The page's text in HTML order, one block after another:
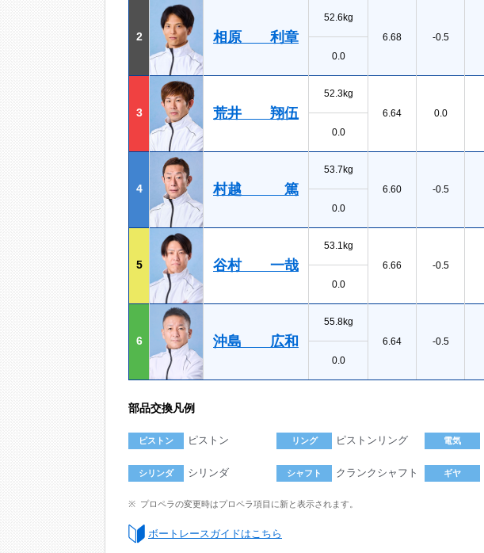
2 相原 利章
52.6kg
6.68
-0.5
0.0
3 荒井 翔伍
52.3kg
6.64
0.0
0.0
4 村越 篤
53.7kg
6.60
-0.5
0.0
5 谷村 一哉
53.1kg
6.66
-0.5
0.0
6 沖島 広和
55.8kg
6.64
-0.5
0.0
部品交換凡例
ピストン ピストン リング ピストンリング 電気
シリンダ シリンダ シャフト クランクシャフト ギヤ
プロペラの変更時はプロペラ項目に新と表示されます。
ボートレースガイドはこちら